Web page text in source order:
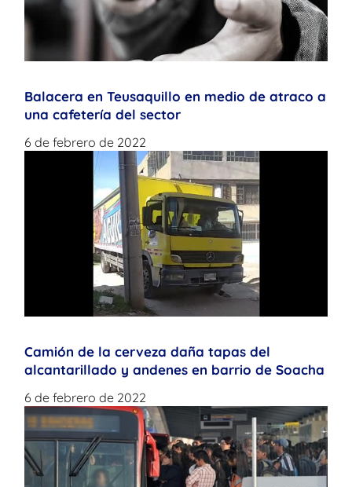
Balacera en Teusaquillo en medio de atraco a
una cafetería del sector
6 de febrero de 2022
Camión de la cerveza daña tapas del
alcantarillado y andenes en barrio de Soacha
6 de febrero de 2022